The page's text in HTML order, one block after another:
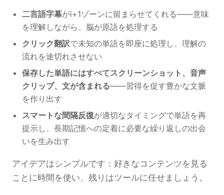
二言語字幕がi+1ゾーンに留まらせてくれる——意味
を理解しながら、脳が原語を処理する
クリック翻訳で未知の単語を即座に処理し、理解の
流れを途切れさせない
保存した単語にはすべてスクリーンショット、音声
クリップ、文が含まれる——習得を促す豊かな文脈
を作り出す
スマートな間隔反復が適切なタイミングで単語を再
提示し、長期記憶への定着に必要な繰り返しの出会
いを生み出す
アイデアはシンプルです：好きなコンテンツを見る
ことに時間を使い、残りはツールに任せましょう。